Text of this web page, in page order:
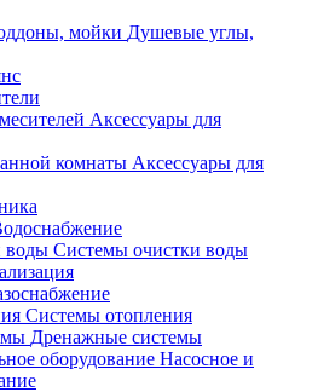
Душевые углы,
Аксессуары для
Аксессуары для
Системы очистки воды
Системы отопления
Дренажные системы
Насосное и